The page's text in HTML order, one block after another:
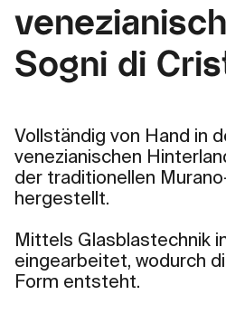
Sogni di
Vollständig von Hand in
venezianischen
der traditionellen
hergestellt.
Mittels Glasblastechnik
eingearbeitet, wodurch
Form entsteht.